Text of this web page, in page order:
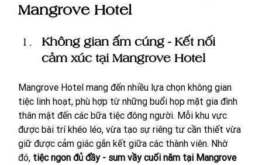
Mangrove Hotel
Không gian ấm cúng - Kết nối
cảm xúc tại Mangrove Hotel
Mangrove Hotel mang đến nhiều lựa chọn không gian
tiệc linh hoạt, phù hợp từ những buổi họp mặt gia đình
thân mật đến các bữa tiệc đông người. Mỗi khu vực
được bài trí khéo léo, vừa tạo sự riêng tư cần thiết vừa
giữ được cảm giác gắn kết giữa các thành viên. Nhờ
đó, tiệc ngon đủ đầy - sum vầy cuối năm tại Mangrove